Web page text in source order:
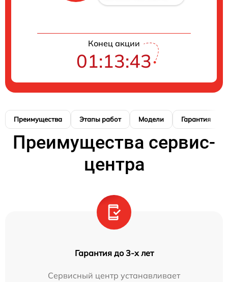
Конец акции
01:13:42
Преимущества Этапы работ Модели Гарантия
Преимущества сервис-
центра
Гарантия до 3-х лет
Сервисный центр устанавливает